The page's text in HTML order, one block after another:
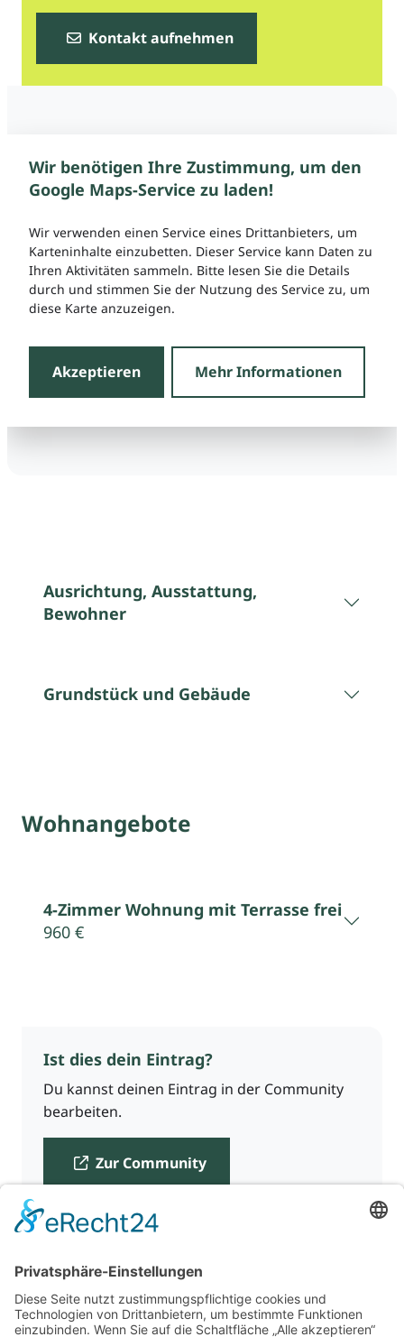
Kontakt aufnehmen
Wir benötigen Ihre Zustimmung, um den
Google Maps-Service zu laden!
Wir verwenden einen Service eines Drittanbieters, um
Karteninhalte einzubetten. Dieser Service kann Daten zu
Ihren Aktivitäten sammeln. Bitte lesen Sie die Details
durch und stimmen Sie der Nutzung des Service zu, um
diese Karte anzuzeigen.
Akzeptieren Mehr Informationen
Ausrichtung, Ausstattung,
Bewohner
Grundstück und Gebäude
Wohnangebote
4-Zimmer Wohnung mit Terrasse frei
960 €
Ist dies dein Eintrag?
Du kannst deinen Eintrag in der Community
bearbeiten.
Zur Community
Für Beratende